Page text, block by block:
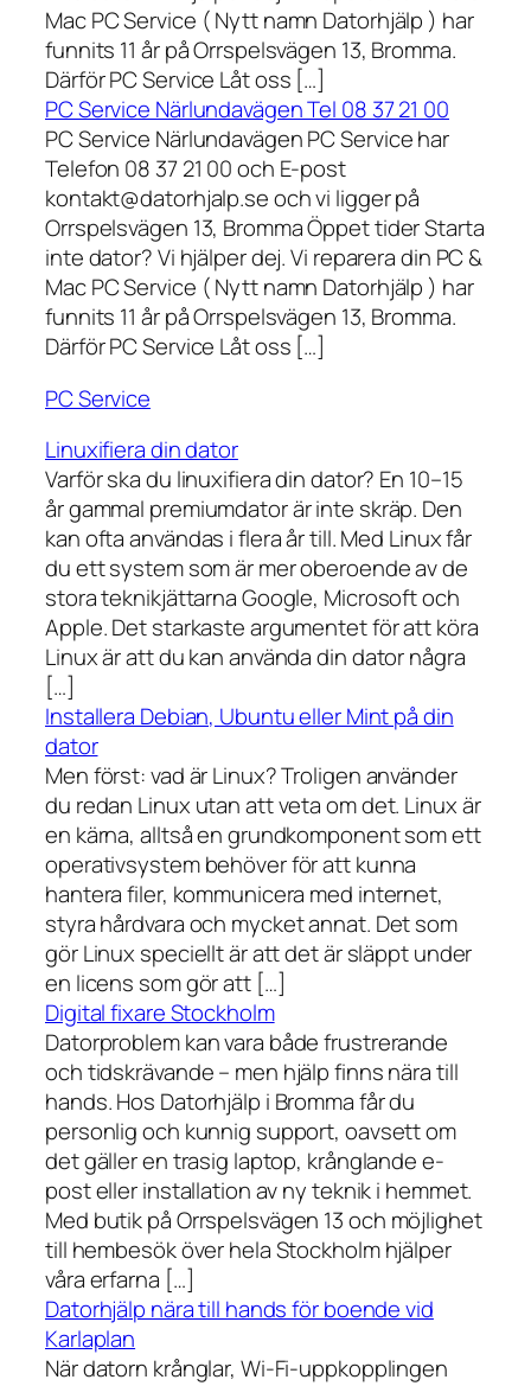
Mac PC Service ( Nytt namn Datorhjälp ) har
funnits 11 år på Orrspelsvägen 13, Bromma.
Därför PC Service Låt oss […]
PC Service Närlundavägen Tel 08 37 21 00
PC Service Närlundavägen PC Service har
Telefon 08 37 21 00 och E-post
kontakt@datorhjalp.se och vi ligger på
Orrspelsvägen 13, Bromma Öppet tider Starta
inte dator? Vi hjälper dej. Vi reparera din PC &
Mac PC Service ( Nytt namn Datorhjälp ) har
funnits 11 år på Orrspelsvägen 13, Bromma.
Därför PC Service Låt oss […]
PC Service
Linuxifiera din dator
Varför ska du linuxifiera din dator? En 10–15
år gammal premiumdator är inte skräp. Den
kan ofta användas i flera år till. Med Linux får
du ett system som är mer oberoende av de
stora teknikjättarna Google, Microsoft och
Apple. Det starkaste argumentet för att köra
Linux är att du kan använda din dator några
[…]
Installera Debian, Ubuntu eller Mint på din
dator
Men först: vad är Linux? Troligen använder
du redan Linux utan att veta om det. Linux är
en kärna, alltså en grundkomponent som ett
operativsystem behöver för att kunna
hantera filer, kommunicera med internet,
styra hårdvara och mycket annat. Det som
gör Linux speciellt är att det är släppt under
en licens som gör att […]
Digital fixare Stockholm
Datorproblem kan vara både frustrerande
och tidskrävande – men hjälp finns nära till
hands. Hos Datorhjälp i Bromma får du
personlig och kunnig support, oavsett om
det gäller en trasig laptop, krånglande e-
post eller installation av ny teknik i hemmet.
Med butik på Orrspelsvägen 13 och möjlighet
till hembesök över hela Stockholm hjälper
våra erfarna […]
Datorhjälp nära till hands för boende vid
Karlaplan
När datorn krånglar, Wi-Fi-uppkopplingen